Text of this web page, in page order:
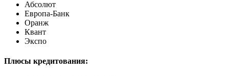
Абсолют
Европа-Банк
Оранж
Квант
Экспо
Плюсы кредитования: